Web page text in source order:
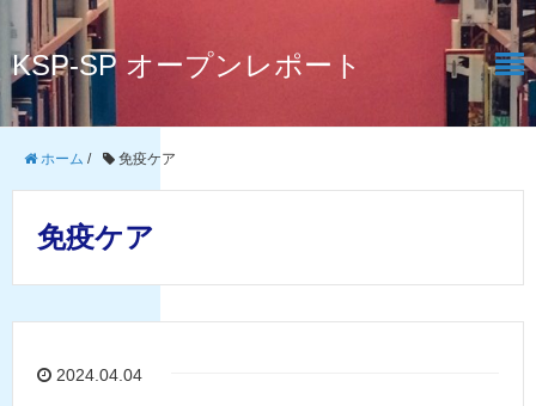
KSP-SP オープンレポート
ホーム / 免疫ケア
免疫ケア
2024.04.04